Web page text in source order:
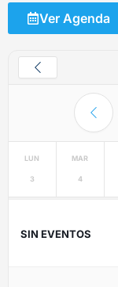
Ver Agenda
LUN
3
MAR
4
SIN EVENTOS